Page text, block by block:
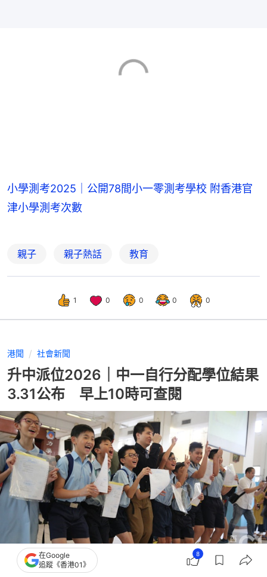
小學測考2025｜公開78間小一零測考學校 附香港官
津小學測考次數
親子 親子熱話 教育
1 0 0 0 0
港聞 社會新聞
升中派位2026｜中一自行分配學位結果
3.31公布 早上10時可查閱
撰文：董素琛
在Google
追蹤《香港01》
8